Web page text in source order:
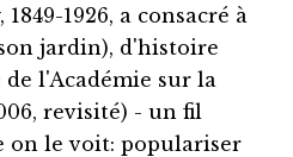
1926, a consacré à
jardin), d'histoire
l'Académie sur la
revisité) - un fil
on le voit: populariser